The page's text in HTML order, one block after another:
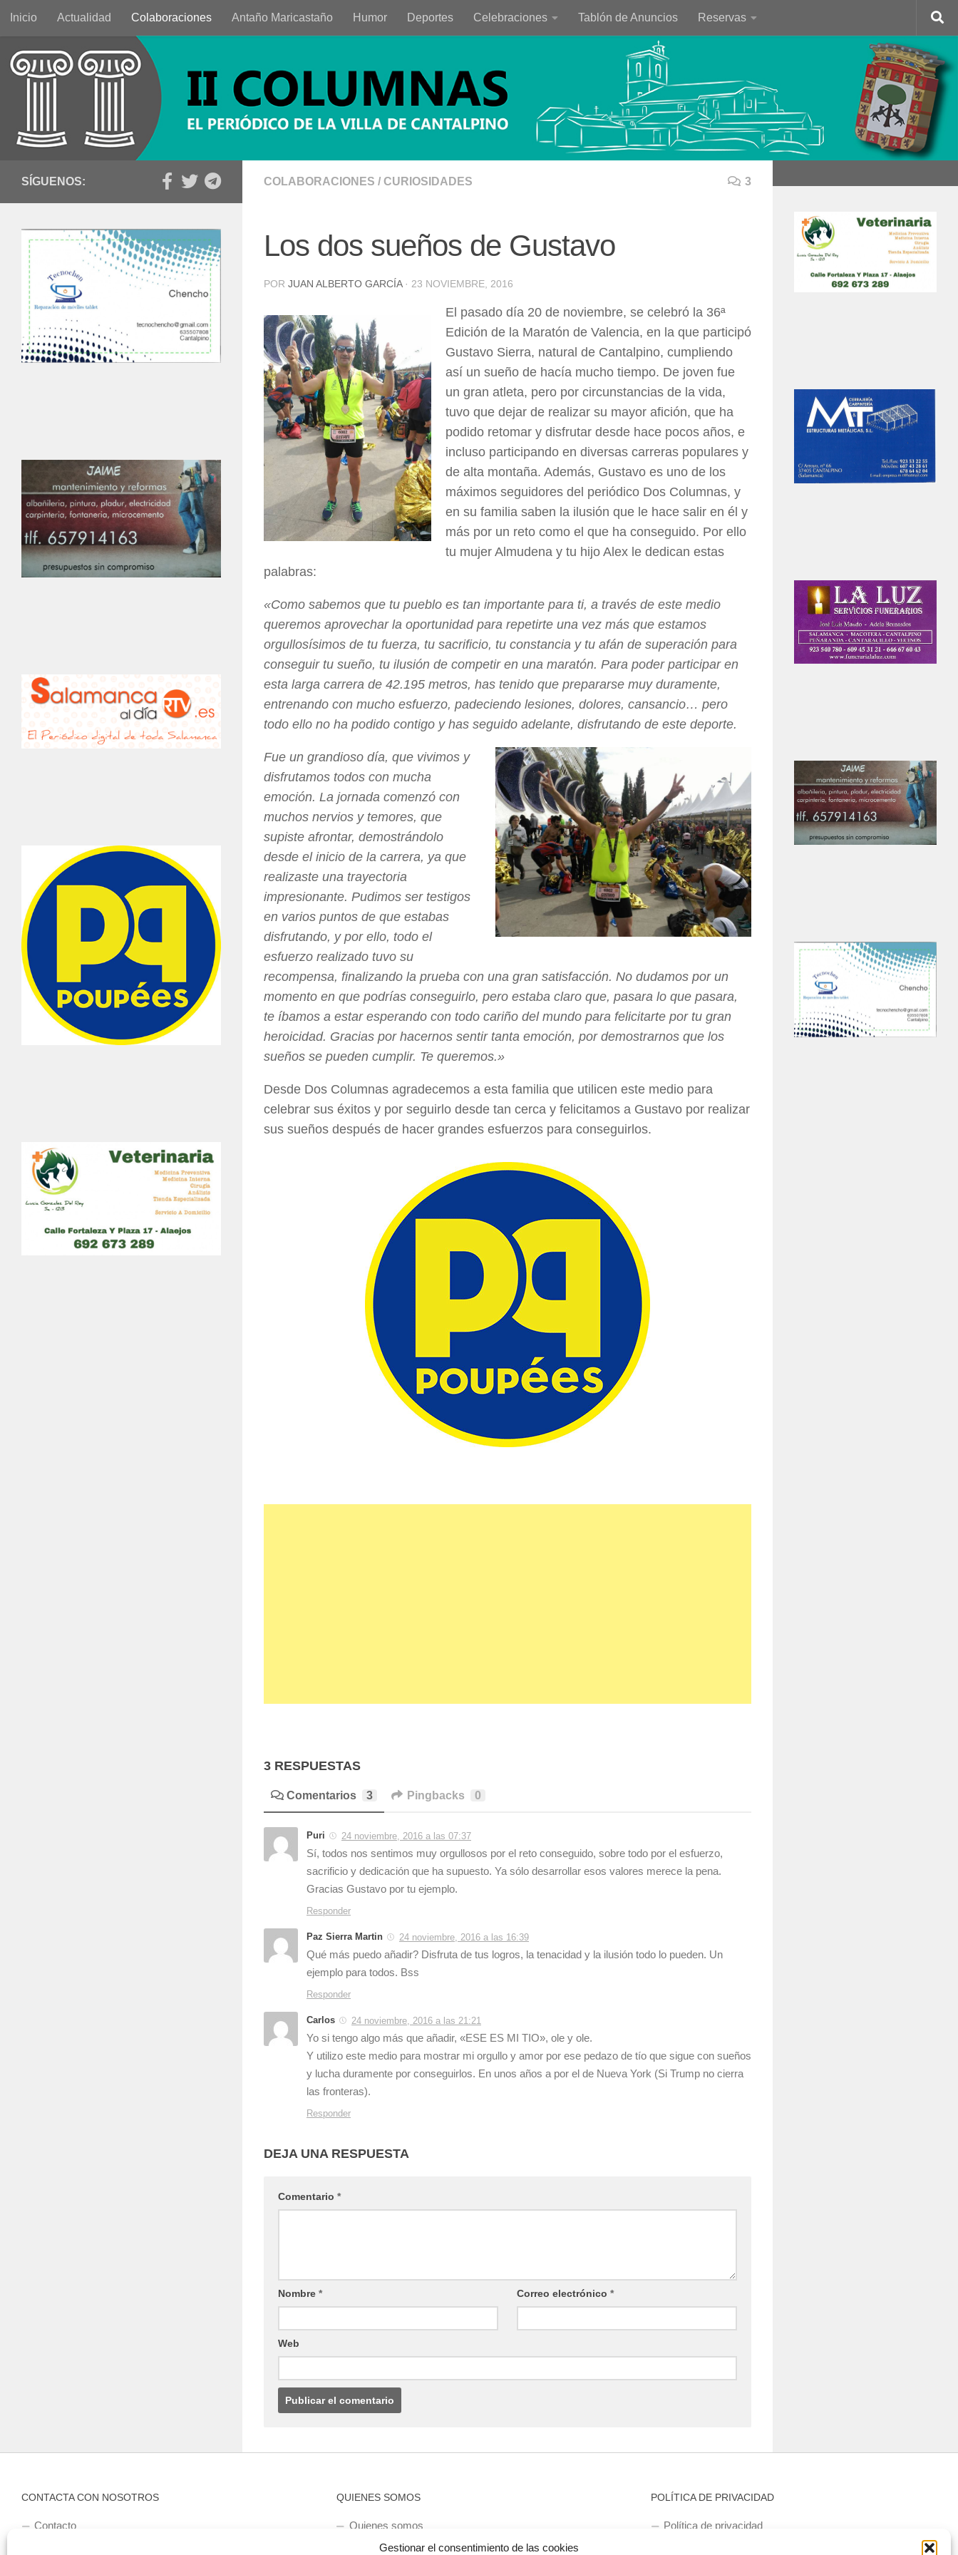
Gestionar el consentimiento de las cookies
Saltar al contenido
Inicio Actualidad Colaboraciones Antaño Maricastaño Humor Deportes Celebraciones Tablón de Anuncios Reservas
COLABORACIONES / CURIOSIDADES 3
Los dos sueños de Gustavo
POR JUAN ALBERTO GARCÍA · 23 NOVIEMBRE, 2016
El pasado día 20 de noviembre, se celebró la 36ª
Edición de la Maratón de Valencia, en la que participó
Gustavo Sierra, natural de Cantalpino, cumpliendo
así un sueño de hacía mucho tiempo. De joven fue
un gran atleta, pero por circunstancias de la vida,
tuvo que dejar de realizar su mayor afición, que ha
podido retomar y disfrutar desde hace pocos años, e
incluso participando en diversas carreras populares y
de alta montaña. Además, Gustavo es uno de los
máximos seguidores del periódico Dos Columnas, y
en su familia saben la ilusión que le hace salir en él y
más por un reto como el que ha conseguido. Por ello
tu mujer Almudena y tu hijo Alex le dedican estas
palabras:
«Como sabemos que tu pueblo es tan importante para ti, a través de este medio
queremos aprovechar la oportunidad para repetirte una vez más que estamos
orgullosísimos de tu fuerza, tu sacrificio, tu constancia y tu afán de superación para
conseguir tu sueño, tu ilusión de competir en una maratón. Para poder participar en
esta larga carrera de 42.195 metros, has tenido que prepararse muy duramente,
entrenando con mucho esfuerzo, padeciendo lesiones, dolores, cansancio… pero
todo ello no ha podido contigo y has seguido adelante, disfrutando de este deporte.
Fue un grandioso día, que vivimos y
disfrutamos todos con mucha
emoción. La jornada comenzó con
muchos nervios y temores, que
supiste afrontar, demostrándolo
desde el inicio de la carrera, ya que
realizaste una trayectoria
impresionante. Pudimos ser testigos
en varios puntos de que estabas
disfrutando, y por ello, todo el
esfuerzo realizado tuvo su
recompensa, finalizando la prueba con una gran satisfacción. No dudamos por un
momento en que podrías conseguirlo, pero estaba claro que, pasara lo que pasara,
te íbamos a estar esperando con todo cariño del mundo para felicitarte por tu gran
heroicidad. Gracias por hacernos sentir tanta emoción, por demostrarnos que los
sueños se pueden cumplir. Te queremos.»
Desde Dos Columnas agradecemos a esta familia que utilicen este medio para
celebrar sus éxitos y por seguirlo desde tan cerca y felicitamos a Gustavo por realizar
sus sueños después de hacer grandes esfuerzos para conseguirlos.
3 RESPUESTAS
Comentarios 3 Pingbacks 0
Puri 24 noviembre, 2016 a las 07:37
Sí, todos nos sentimos muy orgullosos por el reto conseguido, sobre todo por el esfuerzo,
sacrificio y dedicación que ha supuesto. Ya sólo desarrollar esos valores merece la pena.
Gracias Gustavo por tu ejemplo.
Responder
Paz Sierra Martin 24 noviembre, 2016 a las 16:39
Qué más puedo añadir? Disfruta de tus logros, la tenacidad y la ilusión todo lo pueden. Un
ejemplo para todos. Bss
Responder
Carlos 24 noviembre, 2016 a las 21:21
Yo si tengo algo más que añadir, «ESE ES MI TIO», ole y ole.
Y utilizo este medio para mostrar mi orgullo y amor por ese pedazo de tío que sigue con sueños
y lucha duramente por conseguirlos. En unos años a por el de Nueva York (Si Trump no cierra
las fronteras).
Responder
DEJA UNA RESPUESTA
Comentario *
Nombre * Correo electrónico *
Web
SÍGUENOS:
CONTACTA CON NOSOTROS
Contacto
QUIENES SOMOS
Quienes somos
POLÍTICA DE PRIVACIDAD
Política de privacidad